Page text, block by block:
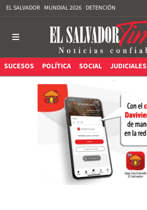
EL SALVADOR MUNDIAL 2026 DETENCIÓN
SUCESOS POLÍTICA SOCIAL JUDICIALES